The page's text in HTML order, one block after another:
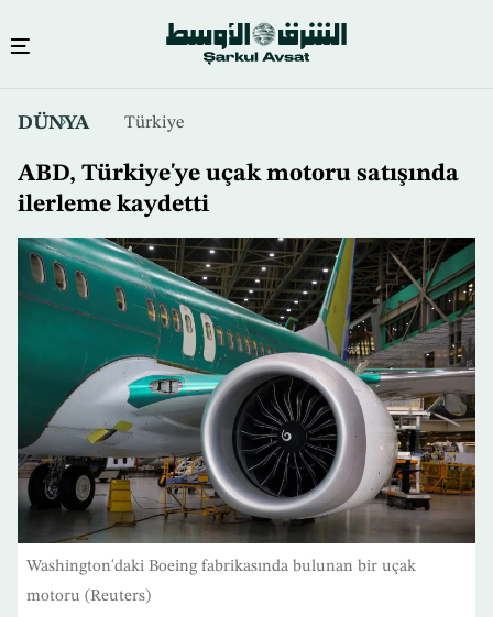
içeriğe
atla
DÜNYA Türkiye
ABD, Türkiye'ye uçak motoru satışında
ilerleme kaydetti
Washington'daki Boeing fabrikasında bulunan bir uçak
motoru (Reuters)